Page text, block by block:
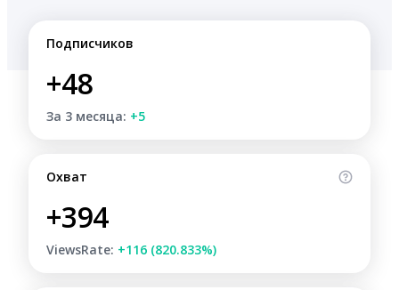
Подписчиков
+48
За 3 месяца: +5
Охват
+394
ViewsRate: +116 (820.833%)